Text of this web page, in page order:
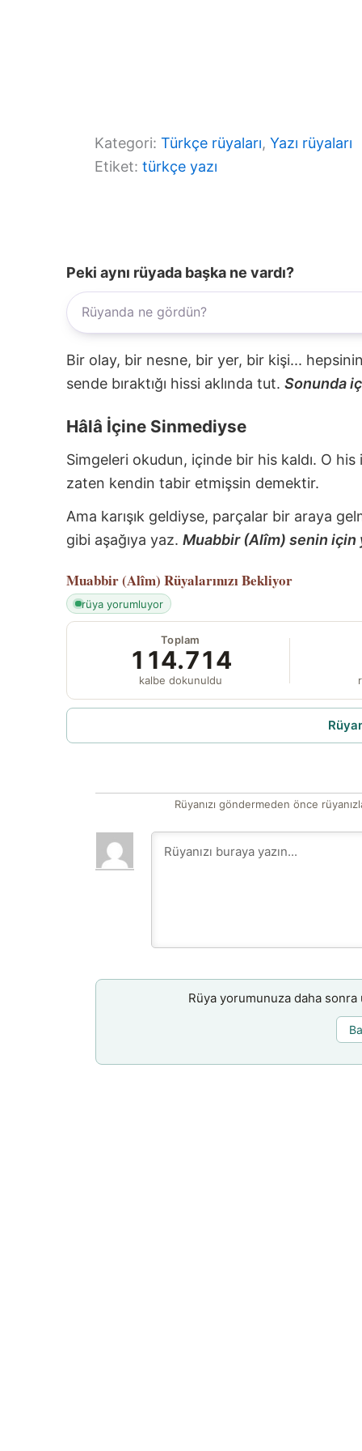
Kategori: Türkçe rüyaları, Yazı rüyaları
Etiket: türkçe yazı
Peki aynı rüyada başka ne vardı?
Bir olay, bir nesne, bir yer, bir kişi...
sende bıraktığı hissi aklında tut. Sonunda
Hâlâ İçine Sinmediyse
Simgeleri okudun, içinde bir his kaldı. O
zaten kendin tabir etmişsin demektir.
Ama karışık geldiyse, parçalar bir araya
gibi aşağıya yaz. Muabbir (Alîm) senin için
Muabbir (Alîm) Rüyalarınızı Bekliyor
rüya yorumluyor
Toplam
114.714
kalbe dokunuldu
Rüyanızı göndermeden önce
Rüya yorumunuza daha